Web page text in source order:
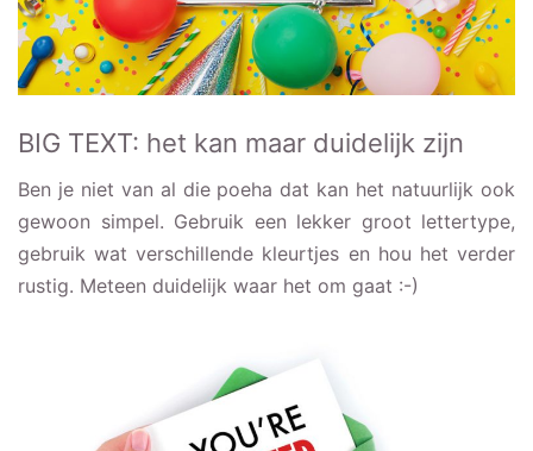
BIG TEXT: het kan maar duidelijk zijn
Ben je niet van al die poeha dat kan het natuurlijk ook
gewoon simpel. Gebruik een lekker groot lettertype,
gebruik wat verschillende kleurtjes en hou het verder
rustig. Meteen duidelijk waar het om gaat :-)